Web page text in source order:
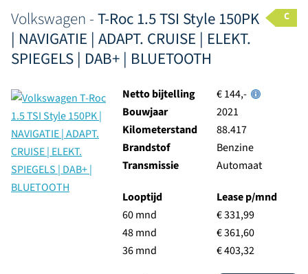
Volkswagen -T-Roc 1.5 TSI Style 150PK
| NAVIGATIE | ADAPT. CRUISE | ELEKT.
SPIEGELS | DAB+ | BLUETOOTH
C
Netto bijtelling
€ 144,-
Bouwjaar
2021
Kilometerstand
88.417
Brandstof
Benzine
Transmissie
Automaat
Looptijd
60 mnd
48 mnd
36 mnd
Lease p/mnd
€ 331,99
€ 361,60
€ 403,32